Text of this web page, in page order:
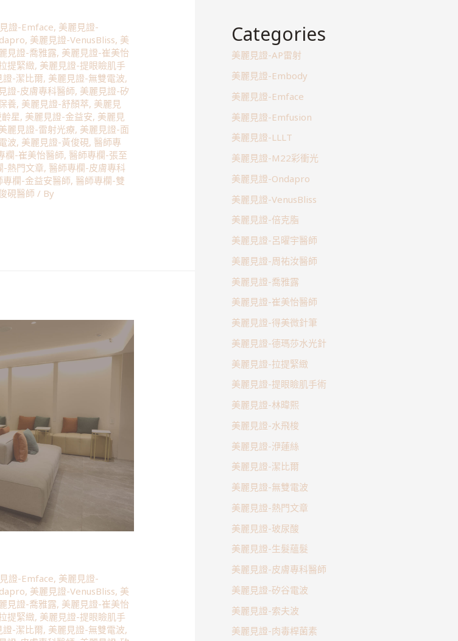
證-Emface, 美麗見證-
, 美麗見證-VenusBliss, 美
見證-喬雅露, 美麗見證-崔美怡
提緊緻, 美麗見證-提眼瞼肌手
證-潔比爾, 美麗見證-無雙電波,
證-皮膚專科醫師, 美麗見證-矽
養, 美麗見證-舒顏萃, 美麗見
星, 美麗見證-金益安, 美麗見
麗見證-雷射光療, 美麗見證-面
波, 美麗見證-黃俊硯, 醫師專
欄-崔美怡醫師, 醫師專欄-張至
-熱門文章, 醫師專欄-皮膚專科
專欄-金益安醫師, 醫師專欄-雙
硯醫師 / By
證-Emface, 美麗見證-
, 美麗見證-VenusBliss, 美
見證-喬雅露, 美麗見證-崔美怡
提緊緻, 美麗見證-提眼瞼肌手
證-潔比爾, 美麗見證-無雙電波,
Categories
美麗見證-AP雷射
美麗見證-Embody
美麗見證-Emface
美麗見證-Emfusion
美麗見證-LLLT
美麗見證-M22彩衝光
美麗見證-Ondapro
美麗見證-VenusBliss
美麗見證-倍克脂
美麗見證-呂曜宇醫師
美麗見證-周祐汝醫師
美麗見證-喬雅露
美麗見證-崔美怡醫師
美麗見證-得美微針筆
美麗見證-德瑪莎水光針
美麗見證-拉提緊緻
美麗見證-提眼瞼肌手術
美麗見證-林暐熙
美麗見證-水飛梭
美麗見證-洢蓮絲
美麗見證-潔比爾
美麗見證-無雙電波
美麗見證-熱門文章
美麗見證-玻尿酸
美麗見證-生髮蘊髮
美麗見證-皮膚專科醫師
美麗見證-矽谷電波
美麗見證-索夫波
美麗見證-肉毒桿菌素